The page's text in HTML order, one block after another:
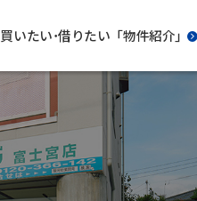
買いたい･借りたい「物件紹介｣